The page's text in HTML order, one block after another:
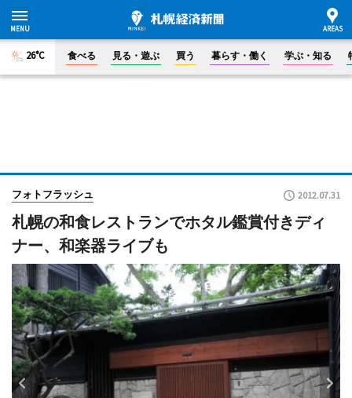
26°C 食べる 見る・遊ぶ 買う 暮らす・働く 学ぶ・知る
フォトフラッシュ 2012.07.31
札幌の和食レストランでホタル鑑賞付きディ
ナー、和楽器ライブも